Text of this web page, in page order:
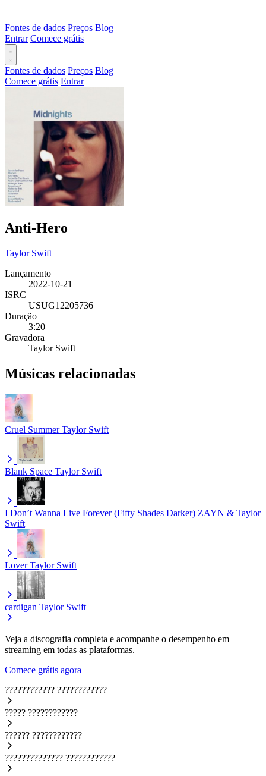
Fontes de dados Preços Blog
Entrar Comece grátis
Fontes de dados Preços Blog
Comece grátis Entrar
Anti-Hero
Taylor Swift
Lançamento
2022-10-21
ISRC
USUG12205736
Duração
3:20
Gravadora
Taylor Swift
Músicas relacionadas
Cruel Summer Taylor Swift
Blank Space Taylor Swift
I Don’t Wanna Live Forever (Fifty Shades Darker) ZAYN & Taylor
Swift
Lover Taylor Swift
cardigan Taylor Swift
Veja a discografia completa e acompanhe o desempenho em
streaming em todas as plataformas.
Comece grátis agora
???????????? ????????????
????? ????????????
?????? ????????????
?????????????? ????????????